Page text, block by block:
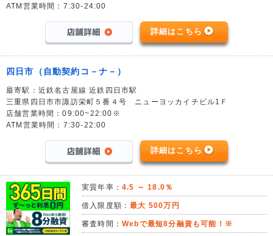
ATM営業時間：7:30-24:00
詳細はこちら
四日市（自動契約コ－ナ－）
最寄駅：近鉄名古屋線 近鉄四日市駅
三重県四日市市諏訪栄町５番４号 ニューヨッカイチビル1Ｆ
店舗営業時間：09:00~22:00※
ATM営業時間：7:30-22:00
詳細はこちら
実質年率： 4.5 ～ 18.0％
借入限度額：最大 500万円
審査時間： Webで最短8分融資も可能！※